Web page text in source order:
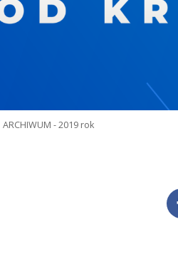
ARCHIWUM - 2019 rok